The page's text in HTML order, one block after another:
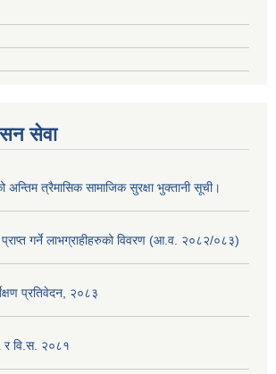
सेवा
त्रैमासिक सामाजिक सुरक्षा भुक्तानी सूची।
प्राप्त गर्ने लाभग्राहीहरुको विवरण (आ.व. २०८२/०८३)
प्रतिवेदन, २०८३
वि.स. २०८१